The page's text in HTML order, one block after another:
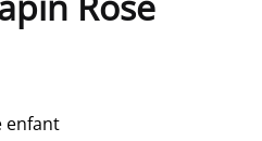
enfant